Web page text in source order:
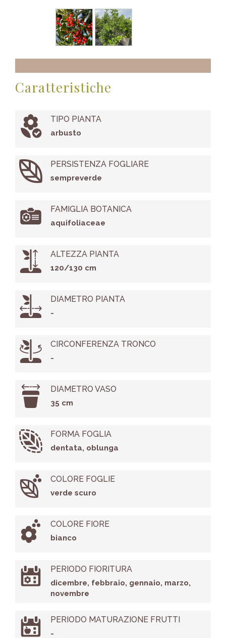
Caratteristiche
TIPO PIANTA
arbusto
PERSISTENZA FOGLIARE
sempreverde
FAMIGLIA BOTANICA
aquifoliaceae
ALTEZZA PIANTA
120/130 cm
DIAMETRO PIANTA
-
CIRCONFERENZA TRONCO
-
DIAMETRO VASO
35 cm
FORMA FOGLIA
dentata, oblunga
COLORE FOGLIE
verde scuro
COLORE FIORE
bianco
PERIODO FIORITURA
dicembre, febbraio, gennaio, marzo,
novembre
PERIODO MATURAZIONE FRUTTI
-